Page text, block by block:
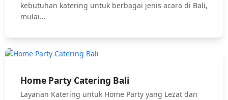
kebutuhan katering untuk berbagai jenis acara di Bali,
mulai…
Home Party Catering Bali
Layanan Katering untuk Home Party yang Lezat dan